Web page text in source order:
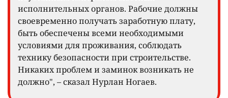
исполнительных органов. Рабочие должны
своевременно получать заработную плату,
быть обеспечены всеми необходимыми
условиями для проживания, соблюдать
технику безопасности при строительстве.
Никаких проблем и заминок возникать не
должно", – сказал Нурлан Ногаев.